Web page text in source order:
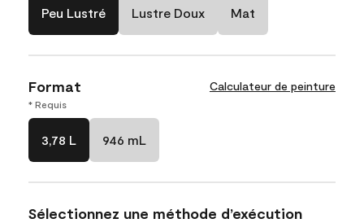
Peu Lustré Lustre Doux Mat
Format Calculateur de peinture
* Requis
3,78 L 946 mL
Sélectionnez une méthode d’exécution